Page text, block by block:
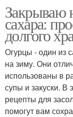
Закрываю
сахара:
долгого
Огурцы - один из
на зиму. Они
использованы в
супы и закуски. В
рецепты для
помогут вам